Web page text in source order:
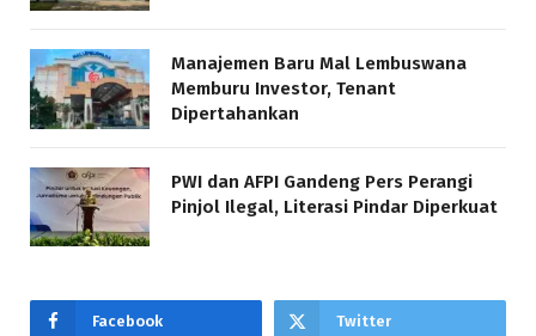
Manajemen Baru Mal Lembuswana
Memburu Investor, Tenant
Dipertahankan
PWI dan AFPI Gandeng Pers Perangi
Pinjol Ilegal, Literasi Pindar Diperkuat
Facebook Twitter